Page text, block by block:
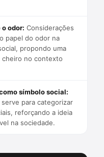
odor: Considerações
papel do odor na
propondo uma
cheiro no contexto
símbolo social:
para categorizar
reforçando a ideia
na sociedade.